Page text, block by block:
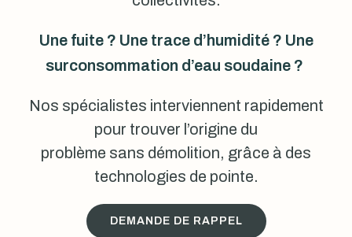
Une fuite ? Une trace d’humidité ? Une
surconsommation d’eau soudaine ?
Nos spécialistes interviennent rapidement
pour trouver l’origine du
problème sans démolition, grâce à des
technologies de pointe.
DEMANDE DE RAPPEL